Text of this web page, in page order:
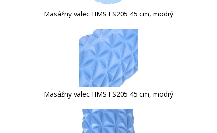
Masážny valec HMS FS205 45 cm, modrý
Masážny valec HMS FS205 45 cm, modrý